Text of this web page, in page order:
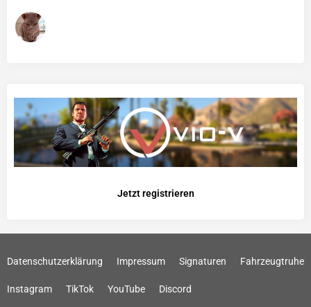
Jetzt registrieren
Datenschutzerklärung Impressum Signaturen Fahrzeugtruhe
Instagram TikTok YouTube Discord